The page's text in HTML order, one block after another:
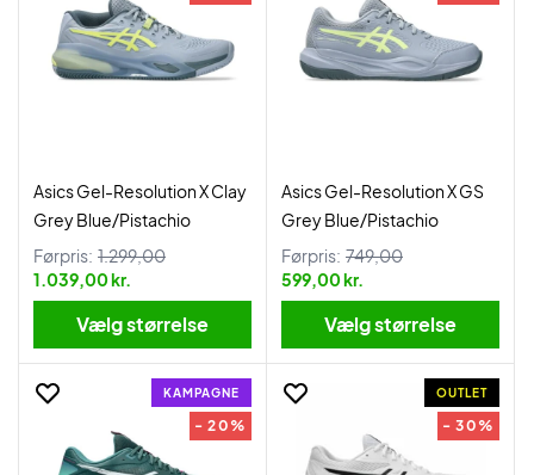
Asics Gel-Resolution X Clay
Grey Blue/Pistachio
Førpris: 1.299,00
1.039,00 kr.
Vælg størrelse
Asics Gel-Resolution X GS
Grey Blue/Pistachio
Førpris: 749,00
599,00 kr.
Vælg størrelse
KAMPAGNE
- 20%
OUTLET
- 30%